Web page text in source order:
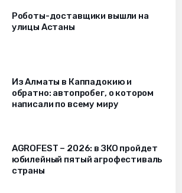
Роботы-доставщики вышли на
улицы Астаны
Из Алматы в Каппадокию и
обратно: автопробег, о котором
написали по всему миру
AGROFEST – 2026: в ЗКО пройдет
юбилейный пятый агрофестиваль
страны